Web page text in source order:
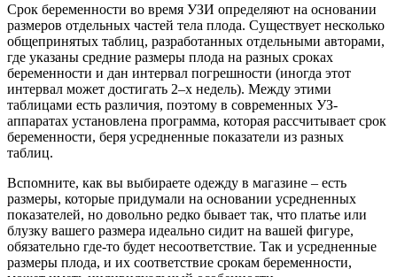
Срок беременности во время УЗИ определяют на основании
размеров отдельных частей тела плода. Существует несколько
общепринятых таблиц, разработанных отдельными авторами,
где указаны средние размеры плода на разных сроках
беременности и дан интервал погрешности (иногда этот
интервал может достигать 2–х недель). Между этими
таблицами есть различия, поэтому в современных УЗ-
аппаратах установлена программа, которая рассчитывает срок
беременности, беря усредненные показатели из разных
таблиц.
Вспомните, как вы выбираете одежду в магазине – есть
размеры, которые придумали на основании усредненных
показателей, но довольно редко бывает так, что платье или
блузку вашего размера идеально сидит на вашей фигуре,
обязательно где-то будет несоответствие. Так и усредненные
размеры плода, и их соответствие срокам беременности,